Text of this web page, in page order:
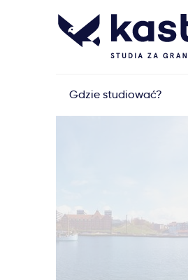
Gdzie studiować?